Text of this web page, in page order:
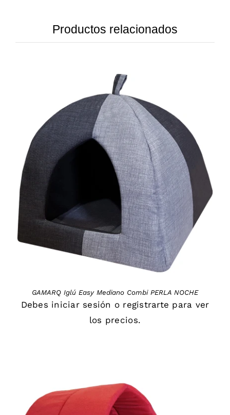
Productos relacionados
DETAILS
GAMARQ Iglú Easy Mediano Combi PERLA NOCHE
Debes iniciar sesión o registrarte para ver
los precios.